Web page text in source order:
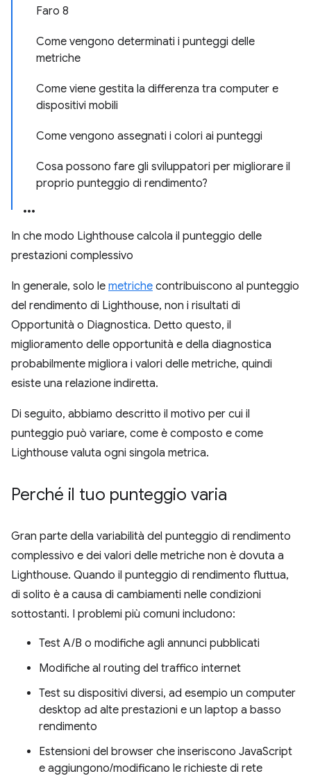
Faro 8
Come vengono determinati i punteggi delle
metriche
Come viene gestita la differenza tra computer e
dispositivi mobili
Come vengono assegnati i colori ai punteggi
Cosa possono fare gli sviluppatori per migliorare il
proprio punteggio di rendimento?
In che modo Lighthouse calcola il punteggio delle
prestazioni complessivo
In generale, solo le metriche contribuiscono al punteggio
del rendimento di Lighthouse, non i risultati di
Opportunità o Diagnostica. Detto questo, il
miglioramento delle opportunità e della diagnostica
probabilmente migliora i valori delle metriche, quindi
esiste una relazione indiretta.
Di seguito, abbiamo descritto il motivo per cui il
punteggio può variare, come è composto e come
Lighthouse valuta ogni singola metrica.
Perché il tuo punteggio varia
Gran parte della variabilità del punteggio di rendimento
complessivo e dei valori delle metriche non è dovuta a
Lighthouse. Quando il punteggio di rendimento fluttua,
di solito è a causa di cambiamenti nelle condizioni
sottostanti. I problemi più comuni includono:
Test A/B o modifiche agli annunci pubblicati
Modifiche al routing del traffico internet
Test su dispositivi diversi, ad esempio un computer
desktop ad alte prestazioni e un laptop a basso
rendimento
Estensioni del browser che inseriscono JavaScript
e aggiungono/modificano le richieste di rete